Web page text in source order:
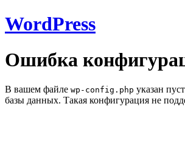
WordPress
Ошибка
В вашем файле wp-config.php указан
базы данных. Такая конфигурация не